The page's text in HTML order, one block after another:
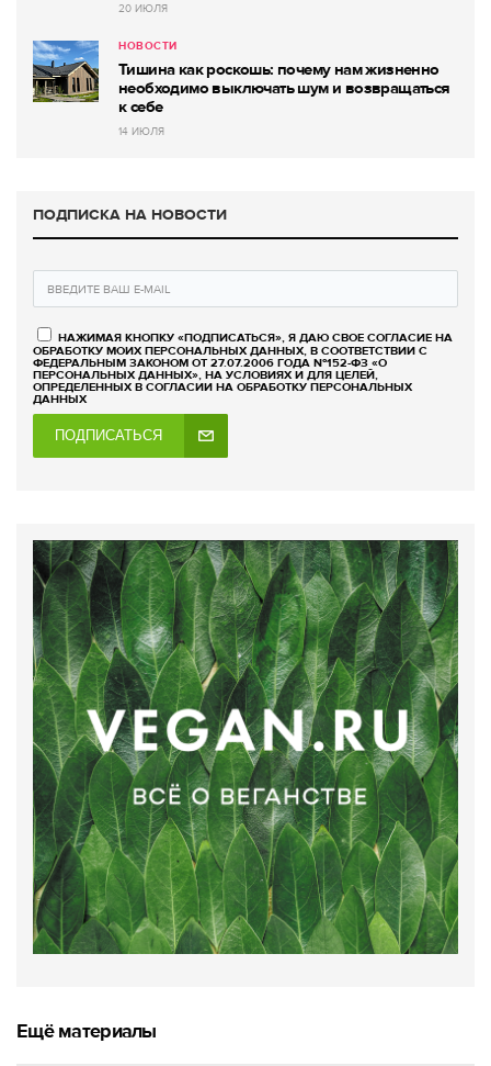
20 ИЮЛЯ
НОВОСТИ
Тишина как роскошь: почему нам жизненно
необходимо выключать шум и возвращаться
к себе
14 ИЮЛЯ
ПОДПИСКА НА НОВОСТИ
НАЖИМАЯ КНОПКУ «ПОДПИСАТЬСЯ», Я ДАЮ СВОЕ СОГЛАСИЕ НА
ОБРАБОТКУ МОИХ ПЕРСОНАЛЬНЫХ ДАННЫХ, В СООТВЕТСТВИИ С
ФЕДЕРАЛЬНЫМ ЗАКОНОМ ОТ 27.07.2006 ГОДА №152-ФЗ «О
ПЕРСОНАЛЬНЫХ ДАННЫХ», НА УСЛОВИЯХ И ДЛЯ ЦЕЛЕЙ,
ОПРЕДЕЛЕННЫХ В СОГЛАСИИ НА ОБРАБОТКУ ПЕРСОНАЛЬНЫХ
ДАННЫХ
ПОДПИСАТЬСЯ
Ещё материалы